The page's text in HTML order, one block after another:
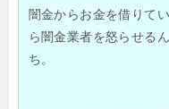
闇金からお金を借りて
ら闇金業者を怒らせる
ち。